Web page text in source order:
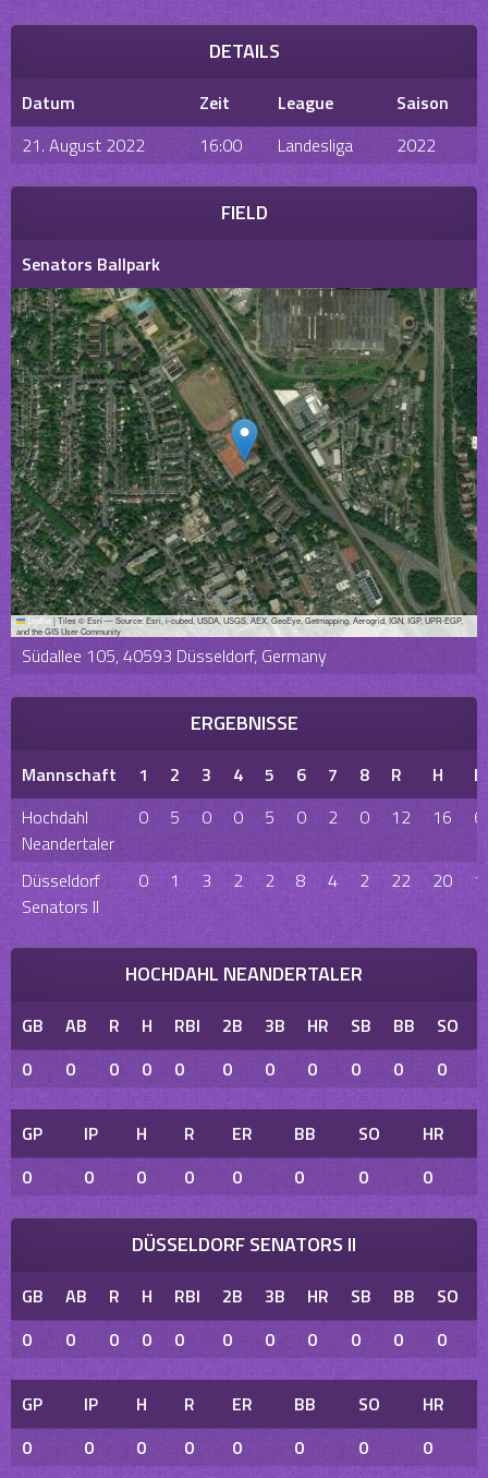
DETAILS
Datum Zeit League
Saison
21. August 2022
16:00 Landesliga 2022
FIELD
Senators Ballpark
Leaflet |Tiles © Esri — Source: Esri, i-cubed, USDA, USGS, AEX, GeoEye, Getmapping, Aerogrid, IGN, IGP, UPR-EGP,
and the GIS User Community
Südallee 105, 40593 Düsseldorf, Germany
ERGEBNISSE
Mannschaft 1 2 3 4 5 6 7 8 R H
E
Hochdahl
Neandertaler
0 5 0 0 5 0 2 0 12 16 6
Düsseldorf
Senators II
0 1 3 2 2 8 4 2 22 20 1
HOCHDAHL NEANDERTALER
GB AB R H RBI 2B 3B HR SB BB SO
0
0 0 0 0 0 0 0 0 0 0
GP IP H R ER BB SO
HR
0
0 0 0 0 0 0 0
DÜSSELDORF SENATORS II
GB AB R H RBI 2B 3B HR SB BB SO
0
0 0 0 0 0 0 0 0 0 0
GP IP H R ER BB SO
HR
0
0 0 0 0 0 0 0